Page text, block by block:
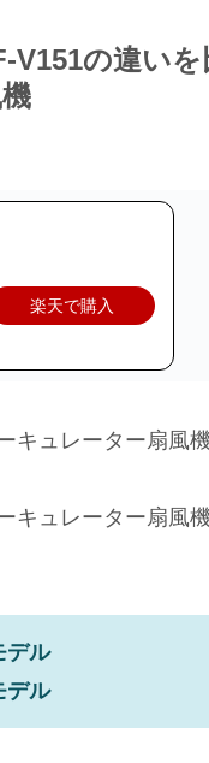
V151の違い
楽天で購入
キュレーター扇風
キュレーター扇風
デル
デル